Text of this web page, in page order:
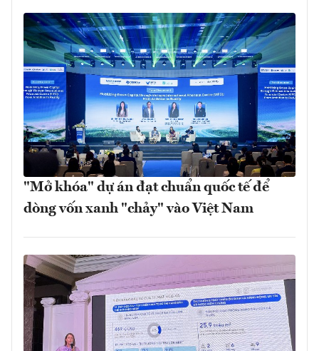
"Mở khóa" dự án đạt chuẩn quốc tế để
dòng vốn xanh "chảy" vào Việt Nam